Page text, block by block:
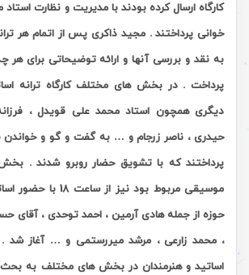
کارگاه ارسال کرده بودند با مدیریت و نظارت
خوانی پرداختند . مجید ذاکری پس از اتمام هر
به نقد و بررسی آنها و ارائه توضیحاتی برای هر
پرداخت . در بخش های مختلف کارگاه ترانه
دیگری همچون استاد محمد علی قویدل ،
حیدری ، ناصر زرجام و … به گفت و گو و خواندن
پرداختند که با تشویق حضار روبرو شدند .
موسیقی مربوط بود نیز
حوزه از جمله هادی آرمین ، احمد توحدی ، آقای
، محمد زارعی ، مرشد میررستمی و … آغاز شد .
اساتید و هنرمندان در بخش های مختلف به بحث